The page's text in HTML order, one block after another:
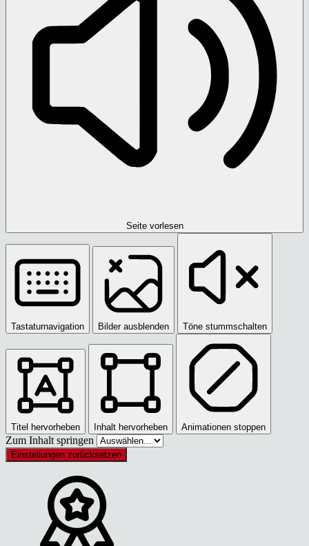
Seite vorlesen
Tastaturnavigation Bilder ausblenden Töne stummschalten
Titel hervorheben Inhalt hervorheben Animationen stoppen
Zum Inhalt springen
Einstellungen zurücksetzen